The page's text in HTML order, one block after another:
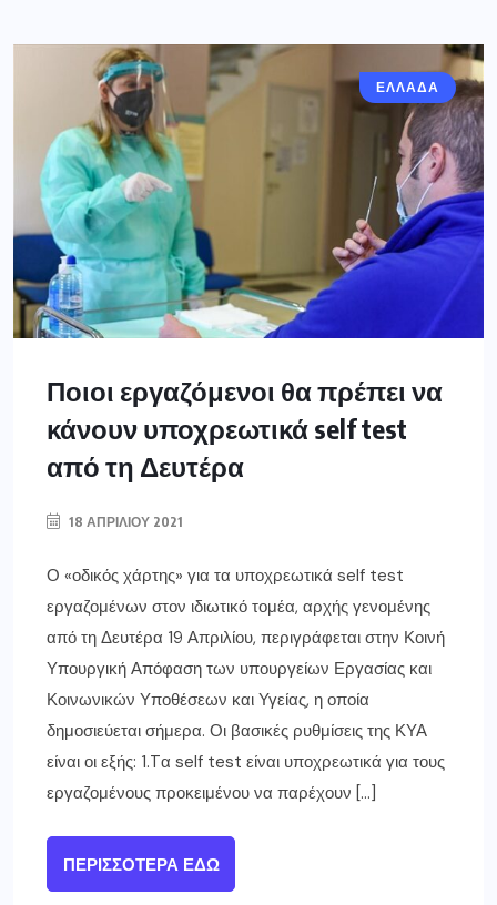
ΕΛΛΑΔΑ
Ποιοι εργαζόμενοι θα πρέπει να
κάνουν υποχρεωτικά self test
από τη Δευτέρα
18 ΑΠΡΙΛΊΟΥ 2021
Ο «οδικός χάρτης» για τα υποχρεωτικά self test
εργαζομένων στον ιδιωτικό τομέα, αρχής γενομένης
από τη Δευτέρα 19 Απριλίου, περιγράφεται στην Κοινή
Υπουργική Απόφαση των υπουργείων Εργασίας και
Κοινωνικών Υποθέσεων και Υγείας, η οποία
δημοσιεύεται σήμερα. Οι βασικές ρυθμίσεις της ΚΥΑ
είναι οι εξής: 1.Tα self test είναι υποχρεωτικά για τους
εργαζομένους προκειμένου να παρέχουν […]
ΠΕΡΙΣΣΌΤΕΡΑ ΕΔΏ